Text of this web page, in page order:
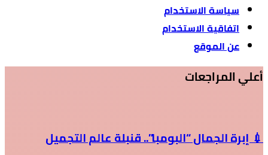
سياسة الاستخدام
اتفاقية الاستخدام
عن الموقع
أعلي المراجعات
💉 إبرة الجمال “البومبا”.. قنبلة عالم التجميل